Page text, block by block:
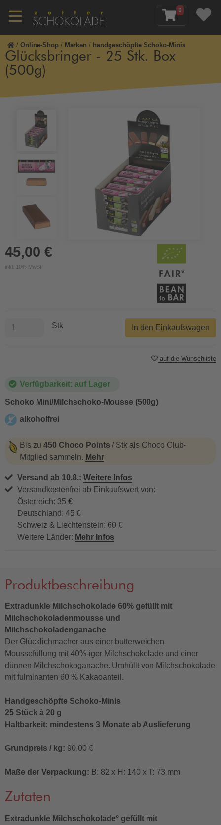
0
/ Online-Shop / Marken / handgeschöpfte Schoko-Minis
Glücksbringer - 25 Stk. Box
(500g)
45,00 €
inkl. 10% MwSt.
Verfügbarkeit: auf Lager
Schoko Mini/Milchschoko-Mousse (500g)
alkoholfrei
Bis zu 450 Choco Points / Stk als Choco Club-
Mitglied sammeln. Mehr
Versand ab 10.8.: Weitere Infos
Versandkostenfrei ab Einkaufswert von:
Österreich: 35 €
Deutschland: 45 €
Schweiz & Liechtenstein: 60 €
Weitere Länder: Mehr Infos
Stk In den Einkaufswagen
auf die Wunschliste
Produktbeschreibung
Extradunkle Milchschokolade 60% gefüllt mit
Milchschokoladenmousse und
Milchschokoladenganache
Der Glücklichmacher aus einer butterweichen
Moussefüllung mit 40%-iger Milchschokolade und einer
dünnen Milchschokoganache. Umhüllt von Milchschokolade
mit fulminanten 60 % Kakaoanteil.
Handgeschöpfte Schoko-Minis
25 Stück à 20 g
Haltbarkeit: mindestens 3 Monate ab Auslieferung
Grundpreis / kg: 90,00 €
Maße der Verpackung: B: 82 x H: 140 x T: 73 mm
Zutaten
Extradunkle Milchschokolade° gefüllt mit